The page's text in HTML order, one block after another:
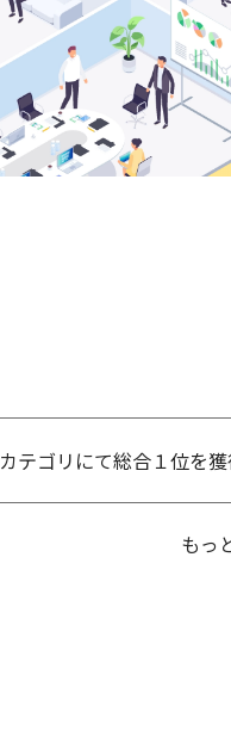
テゴリにて総合１位を
もっ